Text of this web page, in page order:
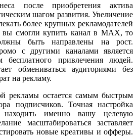
после приобретения актива
шагом развития. Увеличение
более крупных рекламодателей
смогли купить канал в MAX, то
быть направлены на рост.
с другими каналами является
бесплатного привлечения людей.
обмениваться аудиториями без
на рекламу.
рекламы остается самым быстрым
подписчиков. Точная настройка
находить именно вашу целевую
масштабироваться заставляет
новые креативы и офферы.